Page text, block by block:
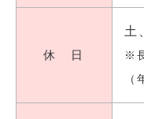
休 日
土
※